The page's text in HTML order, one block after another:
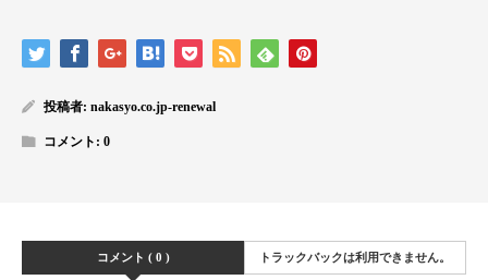
投稿者: nakasyo.co.jp-renewal
コメント: 0
コメント ( 0 ) トラックバックは利用できません。